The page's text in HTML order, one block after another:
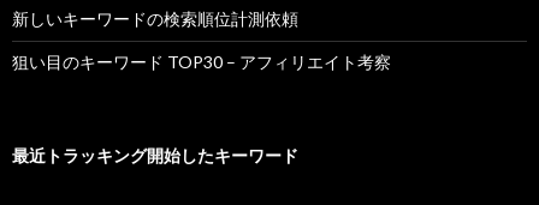
新しいキーワードの検索順位計測依頼
狙い目のキーワード TOP30 – アフィリエイト考察
最近トラッキング開始したキーワード